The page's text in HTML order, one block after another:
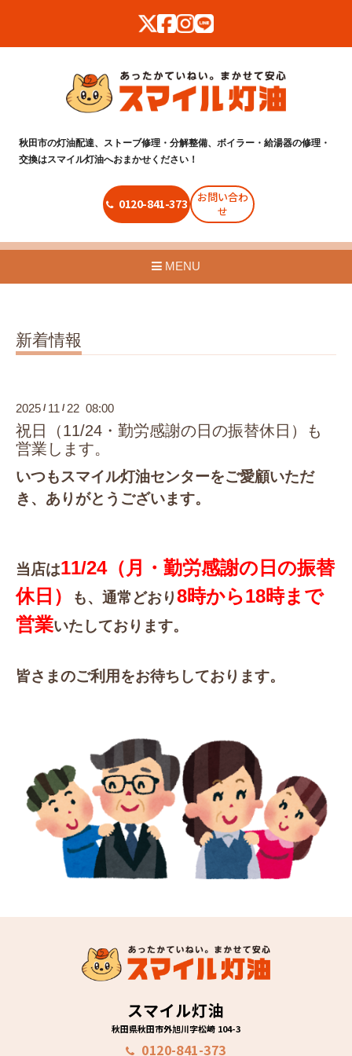
秋田市の灯油配達、ストーブ修理・分解整備、ボイラー・給湯器の修理・
交換はスマイル灯油へおまかせください！
0120-841-373
お問い合わ
せ
MENU
新着情報
2025 / 11 / 22 08:00
祝日（11/24・勤労感謝の日の振替休日）も
営業します。
いつもスマイル灯油センターをご愛顧いただ
き、ありがとうございます。
当店は11/24（月・勤労感謝の日の振替
休日 ） も、通常どおり8時から18時まで
営業いたしております。
皆さまのご利用をお待ちしております。
スマイル灯油
秋田県秋田市外旭川字松崎 104-3
0120-841-373